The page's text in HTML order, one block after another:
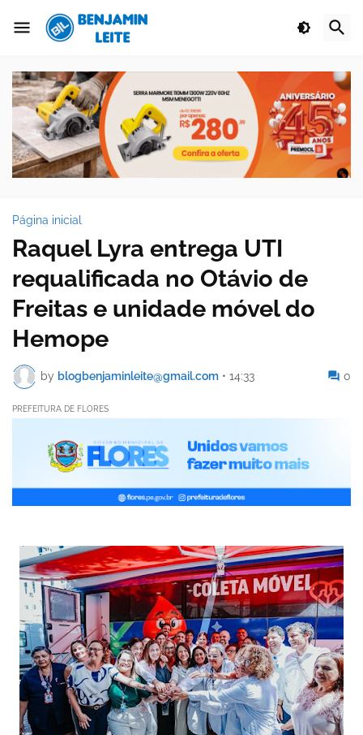
Página inicial
Raquel Lyra entrega UTI
requalificada no Otávio de
Freitas e unidade móvel do
Hemope
by blogbenjaminleite@gmail.com • 14:33 0
PREFEITURA DE FLORES